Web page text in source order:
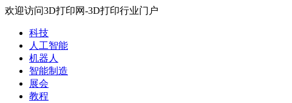
欢迎访问3D打印网-3D打印行业门户
科技
人工智能
机器人
智能制造
展会
教程